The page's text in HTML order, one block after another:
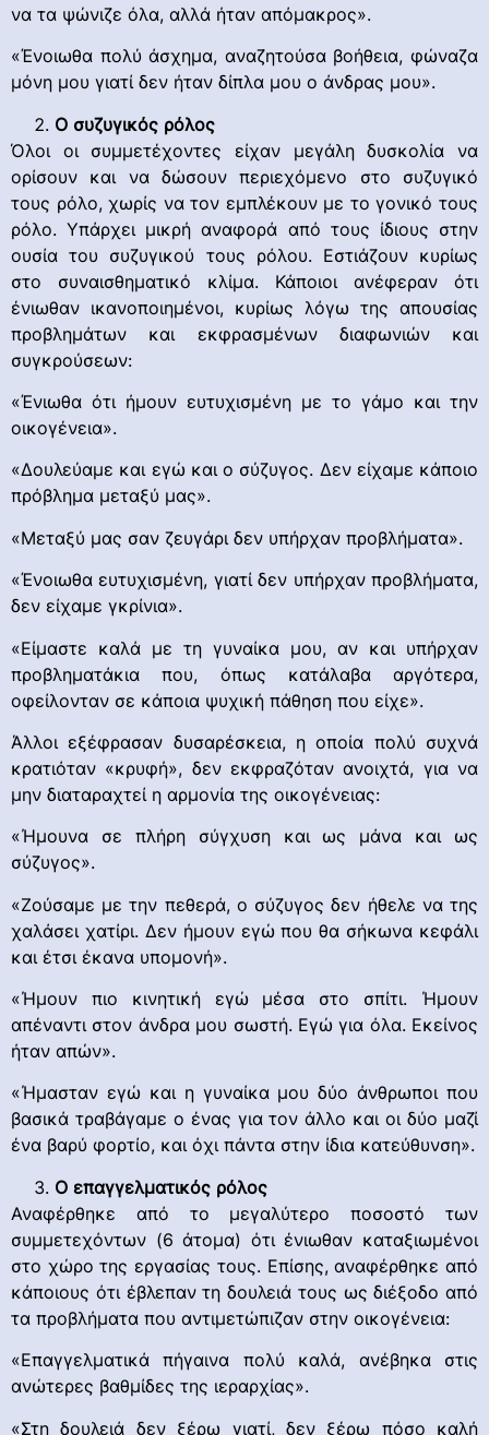
να τα ψώνιζε όλα, αλλά ήταν απόμακρος».
«Ένοιωθα πολύ άσχημα, αναζητούσα βοήθεια, φώναζα
μόνη μου γιατί δεν ήταν δίπλα μου ο άνδρας μου».
Ο συζυγικός ρόλος
Όλοι οι συμμετέχοντες είχαν μεγάλη δυσκολία να
ορίσουν και να δώσουν περιεχόμενο στο συζυγικό
τους ρόλο, χωρίς να τον εμπλέκουν με το γονικό τους
ρόλο. Υπάρχει μικρή αναφορά από τους ίδιους στην
ουσία του συζυγικού τους ρόλου. Εστιάζουν κυρίως
στο συναισθηματικό κλίμα. Κάποιοι ανέφεραν ότι
ένιωθαν ικανοποιημένοι, κυρίως λόγω της απουσίας
προβλημάτων και εκφρασμένων διαφωνιών και
συγκρούσεων:
«Ένιωθα ότι ήμουν ευτυχισμένη με το γάμο και την
οικογένεια».
«Δουλεύαμε και εγώ και ο σύζυγος. Δεν είχαμε κάποιο
πρόβλημα μεταξύ μας».
«Μεταξύ μας σαν ζευγάρι δεν υπήρχαν προβλήματα».
«Ένοιωθα ευτυχισμένη, γιατί δεν υπήρχαν προβλήματα,
δεν είχαμε γκρίνια».
«Είμαστε καλά με τη γυναίκα μου, αν και υπήρχαν
προβληματάκια που, όπως κατάλαβα αργότερα,
οφείλονταν σε κάποια ψυχική πάθηση που είχε».
Άλλοι εξέφρασαν δυσαρέσκεια, η οποία πολύ συχνά
κρατιόταν «κρυφή», δεν εκφραζόταν ανοιχτά, για να
μην διαταραχτεί η αρμονία της οικογένειας:
«Ήμουνα σε πλήρη σύγχυση και ως μάνα και ως
σύζυγος».
«Ζούσαμε με την πεθερά, ο σύζυγος δεν ήθελε να της
χαλάσει χατίρι. Δεν ήμουν εγώ που θα σήκωνα κεφάλι
και έτσι έκανα υπομονή».
«Ήμουν πιο κινητική εγώ μέσα στο σπίτι. Ήμουν
απέναντι στον άνδρα μου σωστή. Εγώ για όλα. Εκείνος
ήταν απών».
«Ήμασταν εγώ και η γυναίκα μου δύο άνθρωποι που
βασικά τραβάγαμε ο ένας για τον άλλο και οι δύο μαζί
ένα βαρύ φορτίο, και όχι πάντα στην ίδια κατεύθυνση».
Ο επαγγελματικός ρόλος
Αναφέρθηκε από το μεγαλύτερο ποσοστό των
συμμετεχόντων (6 άτομα) ότι ένιωθαν καταξιωμένοι
στο χώρο της εργασίας τους. Επίσης, αναφέρθηκε από
κάποιους ότι έβλεπαν τη δουλειά τους ως διέξοδο από
τα προβλήματα που αντιμετώπιζαν στην οικογένεια:
«Επαγγελματικά πήγαινα πολύ καλά, ανέβηκα στις
ανώτερες βαθμίδες της ιεραρχίας».
«Στη δουλειά δεν ξέρω γιατί, δεν ξέρω πόσο καλή